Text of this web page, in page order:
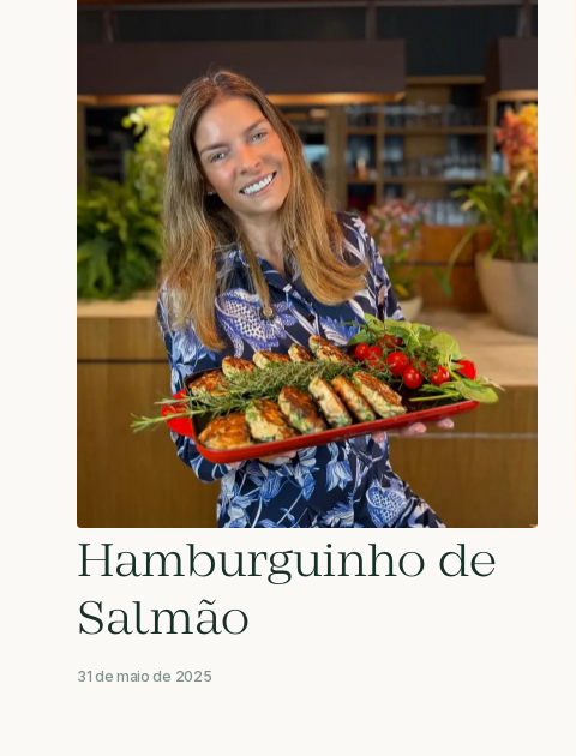
Hamburguinho de
Salmão
31 de maio de 2025